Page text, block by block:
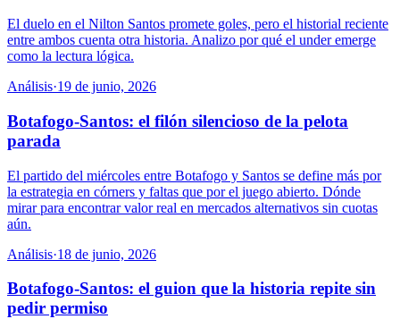
El duelo en el Nilton Santos promete goles, pero el historial reciente
entre ambos cuenta otra historia. Analizo por qué el under emerge
como la lectura lógica.
Análisis·19 de junio, 2026
Botafogo-Santos: el filón silencioso de la pelota
parada
El partido del miércoles entre Botafogo y Santos se define más por
la estrategia en córners y faltas que por el juego abierto. Dónde
mirar para encontrar valor real en mercados alternativos sin cuotas
aún.
Análisis·18 de junio, 2026
Botafogo-Santos: el guion que la historia repite sin
pedir permiso